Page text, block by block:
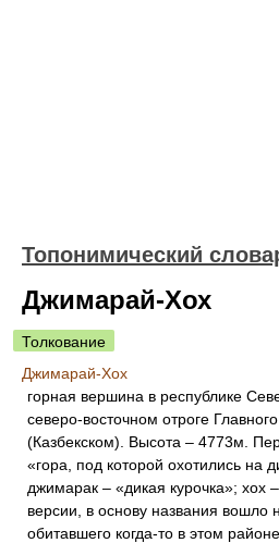
Топонимический
Джимарай-Хох
Толкование
Джимарай-Хох
горная вершина в республике
северо-восточном отроге
(Казбекском). Высота – 4773м.
«гора, под которой охотились на
джимарак – «дикая курочка»; хох
версии, в основу названия вошло
обитавшего когда-то в этом